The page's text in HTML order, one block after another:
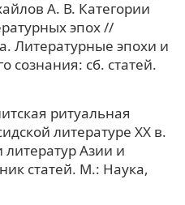
А. В. Категории
эпох //
Литературные эпохи и
сознания: сб. статей.
ритуальная
литературе XX в.
Азии и
статей. М.: Наука,